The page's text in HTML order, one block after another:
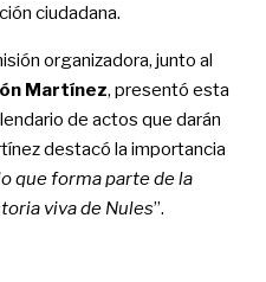
ciudadana.
organizadora, junto al
Martínez, presentó esta
de actos que darán
destacó la importancia
que forma parte de la
viva de Nules”.